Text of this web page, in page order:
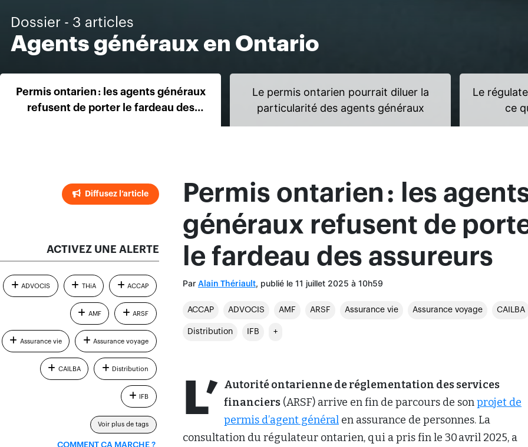
Dossier - 3 articles
Agents généraux en Ontario
Permis ontarien : les agents généraux
refusent de porter le fardeau des
Le permis ontarien pourrait diluer la
particularité des agents généraux
Le
ce
Diffusez l’article
ACTIVEZ UNE ALERTE
ADVOCIS THiA ACCAP
AMF ARSF
Assurance vie Assurance voyage
CAILBA Distribution
IFB
Voir plus de tags
COMMENT ÇA MARCHE ?
Permis ontarien : les
généraux refusent de
le fardeau des assureurs
Par Alain Thériault, publié le 11 juillet 2025 à 10h59
ACCAP ADVOCIS AMF ARSF Assurance vie Assurance voyage CAILBA
Distribution IFB +
L’ Autorité ontarienne de réglementation des services
financiers (ARSF) arrive en fin de parcours de sonprojet de
permis d’agent général en assurance de personnes. La
consultation du régulateur ontarien, qui a pris fin le 30 avril 2025, a